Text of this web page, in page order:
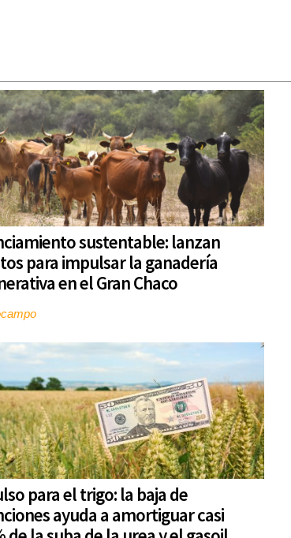
sustentable: lanzan
para impulsar la ganadería
en el Gran Chaco
para el trigo: la baja de
ayuda a amortiguar casi